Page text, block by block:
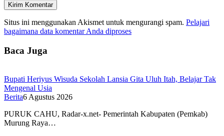
Situs ini menggunakan Akismet untuk mengurangi spam. Pelajari
bagaimana data komentar Anda diproses
Baca Juga
Bupati Heriyus Wisuda Sekolah Lansia Gita Uluh Itah, Belajar Tak
Mengenal Usia
Berita6 Agustus 2026
PURUK CAHU, Radar-x.net- Pemerintah Kabupaten (Pemkab)
Murung Raya…